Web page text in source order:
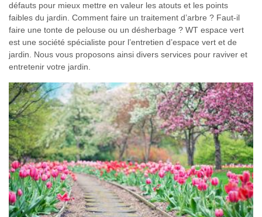
défauts pour mieux mettre en valeur les atouts et les points
faibles du jardin. Comment faire un traitement d’arbre ? Faut-il
faire une tonte de pelouse ou un désherbage ? WT espace vert
est une société spécialiste pour l’entretien d’espace vert et de
jardin. Nous vous proposons ainsi divers services pour raviver et
entretenir votre jardin.